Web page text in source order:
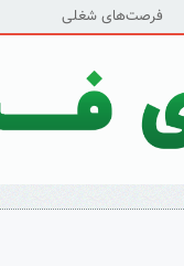
فرصت‌های شغلی